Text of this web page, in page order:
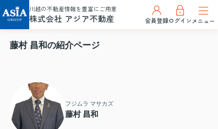
川越の不動産情報を豊富にご用意
株式会社 アジア不動産 会員登録ログインメニュー
藤村 昌和の紹介ページ
フジムラ マサカズ
藤村 昌和